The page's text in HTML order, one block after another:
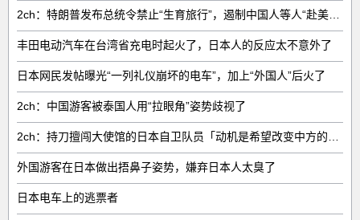
丰田电动汽车在台湾省充电时起火了，日本人的反应太不意外了
日本网民发帖曝光“一列礼仪崩坏的电车”，加上“外国人”后火了
2ch：中国游客被泰国人用“拉眼角”姿势歧视了
外国游客在日本做出捂鼻子姿势，嫌弃日本人太臭了
日本电车上的逃票者